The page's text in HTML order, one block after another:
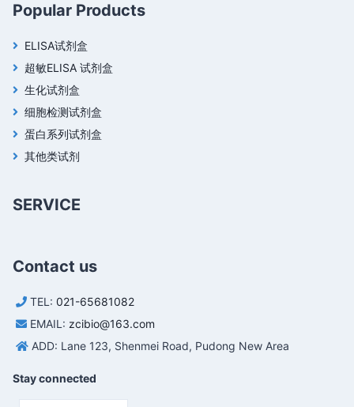
Popular Products
ELISA试剂盒
超敏ELISA 试剂盒
生化试剂盒
细胞检测试剂盒
蛋白系列试剂盒
其他类试剂
SERVICE
Contact us
TEL: 021-65681082
EMAIL: zcibio@163.com
ADD: Lane 123, Shenmei Road, Pudong New Area
Stay connected